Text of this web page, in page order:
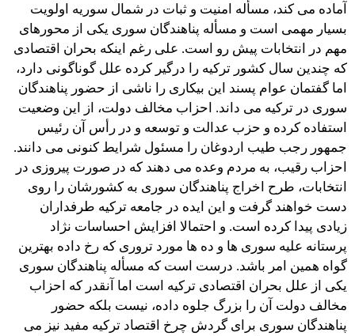
آماده می کند، مسأله امنیت و ثبات در شمال سوریه اولویت
بسیار مهمی است و مسأله پناهندگان سوری یکی از محورهای
مهم در انتخابات پیش رو است. علی رغم اینکه بحران اقتصادی
که چندین سال کشور ترکیه را درگیر کرده علل گوناگونی دارد،
اما گفتمان عوام پسند این بیکاری را ناشی از حضور پناهندگان
سوری در ترکیه می داند. احزاب مخالف دولت، از این وضعیت
استفاده کرده و حزب عدالت و توسعه و در رأس آن رئیس
جمهور رجب طیب اردوغان را مسئول شرایط کنونی می دانند.
احزاب رقیب، به مردم وعده می دهند که در صورت پیروزی در
انتخابات، طرح اخراج پناهندگان سوری به کشورشان را روی
دست خواهند گرفت و این ایده در جامعه ترکیه طرفداران
زیادی پیدا کرده است. و احتمالا افزایش احساسات نژاد
پرستانه علیه سوری ها و ده ها مورد تروری که رخ داده بهترین
گواه همین امر باشد. درست است که مسأله پناهندگان سوری
یکی از علل بحران اقتصادی ترکیه است اما آنقدر که احزاب
مخالف دولت آن را بزرگ جلوه داده، نیست بلکه حضور
پناهندگان سوری برای گردش چرخ اقتصاد ترکیه مفید نیز می